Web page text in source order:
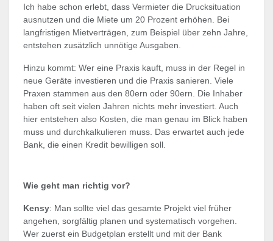
Ich habe schon erlebt, dass Vermieter die Drucksituation
ausnutzen und die Miete um 20 Prozent erhöhen. Bei
langfristigen Mietverträgen, zum Beispiel über zehn Jahre,
entstehen zusätzlich unnötige Ausgaben.
Hinzu kommt: Wer eine Praxis kauft, muss in der Regel in
neue Geräte investieren und die Praxis sanieren. Viele
Praxen stammen aus den 80ern oder 90ern. Die Inhaber
haben oft seit vielen Jahren nichts mehr investiert. Auch
hier entstehen also Kosten, die man genau im Blick haben
muss und durchkalkulieren muss. Das erwartet auch jede
Bank, die einen Kredit bewilligen soll.
Wie geht man richtig vor?
Kensy: Man sollte viel das gesamte Projekt viel früher
angehen, sorgfältig planen und systematisch vorgehen.
Wer zuerst ein Budgetplan erstellt und mit der Bank